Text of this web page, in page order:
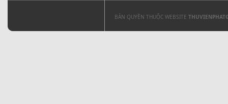
BẢN QUYỀN THUỘC WEBSITE